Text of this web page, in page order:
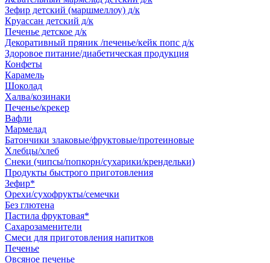
Зефир детский (маршмеллоу) д/к
Круассан детский д/к
Печенье детское д/к
Декоративный пряник /печенье/кейк попс д/к
Здоровое питание/диабетическая продукция
Конфеты
Карамель
Шоколад
Халва/козинаки
Печенье/крекер
Вафли
Мармелад
Батончики злаковые/фруктовые/протеиновые
Хлебцы/хлеб
Снеки (чипсы/попкорн/сухарики/крендельки)
Продукты быстрого приготовления
Зефир*
Орехи/сухофрукты/семечки
Без глютена
Пастила фруктовая*
Сахарозаменители
Смеси для приготовления напитков
Печенье
Овсяное печенье